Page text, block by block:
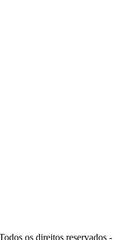
os direitos reservados -